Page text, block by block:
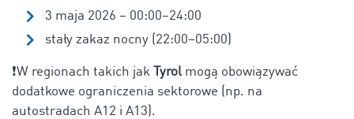
3 maja 2026 – 00:00–24:00
stały zakaz nocny (22:00–05:00)
❗W regionach takich jak Tyrolmogą obowiązywać
dodatkowe ograniczenia sektorowe (np. na
autostradach A12 i A13).